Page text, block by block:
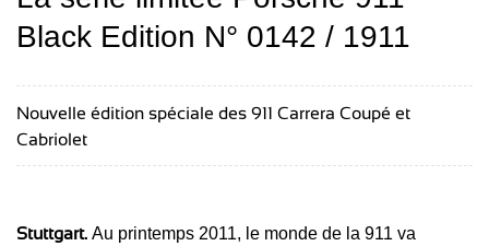
Black Edition N° 0142 / 1911
Nouvelle édition spéciale des 911 Carrera Coupé et
Cabriolet
Stuttgart. Au printemps 2011, le monde de la 911 va